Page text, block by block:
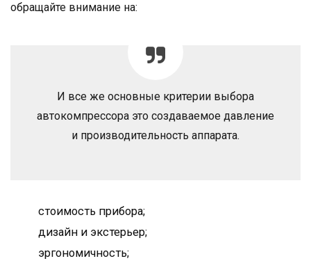
обращайте внимание на:
И все же основные критерии выбора
автокомпрессора это создаваемое давление
и производительность аппарата.
стоимость прибора;
дизайн и экстерьер;
эргономичность;